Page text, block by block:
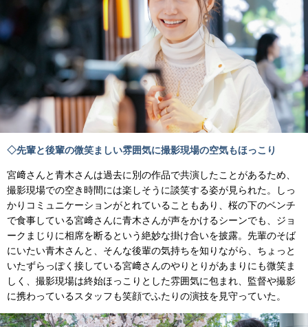
◇先輩と後輩の微笑ましい雰囲気に撮影現場の空気もほっこり
宮﨑さんと青木さんは過去に別の作品で共演したことがあるため、
撮影現場での空き時間には楽しそうに談笑する姿が見られた。しっ
かりコミュニケーションがとれていることもあり、桜の下のベンチ
で食事している宮﨑さんに青木さんが声をかけるシーンでも、ジョ
ークまじりに相席を断るという絶妙な掛け合いを披露。先輩のそば
にいたい青木さんと、そんな後輩の気持ちを知りながら、ちょっと
いたずらっぽく接している宮﨑さんのやりとりがあまりにも微笑ま
しく、撮影現場は終始ほっこりとした雰囲気に包まれ、監督や撮影
に携わっているスタッフも笑顔でふたりの演技を見守っていた。